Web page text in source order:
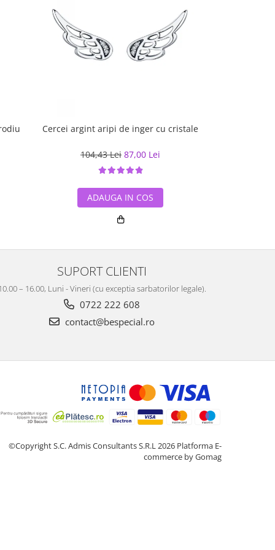
Cercei argint aripi de inger cu cristale
104,43 Lei 87,00 Lei
ADAUGA IN COS
SUPORT CLIENTI
– 16.00, Luni - Vineri (cu exceptia sarbatorilor legale).
0722 222 608
contact@bespecial.ro
©Copyright S.C. Admis Consultants S.R.L 2026 Platforma E-
commerce by Gomag